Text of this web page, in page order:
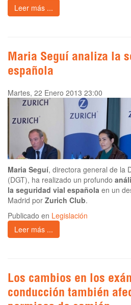
Leer más ...
Maria Seguí analiza la
española
Martes, 22 Enero 2013 23:00
Maria Seguí, directora general de la
(DGT), ha realizado un profundo
la seguridad vial española en un
Madrid por Zurich Club.
Publicado en Legislación
Leer más ...
Los cambios en los
conducción también